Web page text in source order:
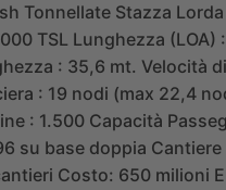
Tonnellate Stazza Lorda
TSL Lunghezza (LOA)
: 35,6 mt. Velocità di
: 19 nodi (max 22,4
: 1.500 Capacità
su base doppia Cantiere
Costo: 650 milioni